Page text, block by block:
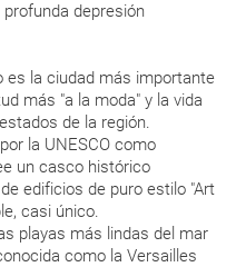
profunda depresión
es la ciudad más importante
más "a la moda" y la vida
de la región.
la UNESCO como
un casco histórico
edificios de puro estilo "Art
casi único.
playas más lindas del mar
como la Versailles